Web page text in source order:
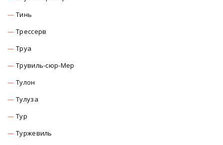
Тинь
Трессерв
Труа
Трувиль-сюр-Мер
Тулон
Тулуза
Тур
Туржевиль